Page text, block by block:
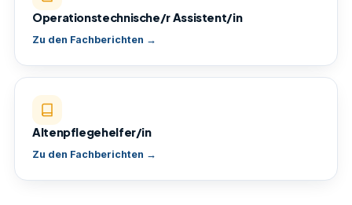
Operationstechnische/r Assistent/in
Zu den Fachberichten →
Altenpflegehelfer/in
Zu den Fachberichten →